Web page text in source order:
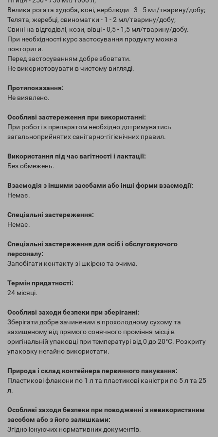
Велика рогата худоба, коні, верблюди - 3 - 5 мл/тварину/добу;
Телята, жеребці, свиноматки - 1 - 2 мл/тварину/добу;
Свині на відгодівлі, кози, вівці - 0,5 - 1,5 мл/тварину/добу.
При необхідності курс застосування продукту можна
повторити.
Перед застосуванням добре збовтати.
Не використовувати в чистому вигляді.
Протипоказання:
Не виявлено.
Особливі застереження при використанні:
При роботі з препаратом необхідно дотримуватись
загальноприйнятих санітарно-гігієнічних правил.
Використання під час вагітності і лактації:
Без обмежень.
Взаємодія з іншими засобами або інші форми взаємодії:
Немає.
Спеціальні застереження:
Немає.
Спеціальні застереження для осіб і обслуговуючого
персоналу:
Запобігати контакту зі шкірою та очима.
Термін придатності:
24 місяці.
Особливі заходи безпеки при зберіганні:
Зберігати добре зачиненим в прохолодному сухому та
захищеному від прямого сонячного проміння місці в
оригінальній упаковці при температурі від 0 до 20°С. Розкриту
упаковку негайно використати.
Природа і склад контейнера первинного пакування:
Пластикові флакони по 1 л та пластикові каністри по 5 л та 25
л.
Особливі заходи безпеки при поводженні з невикористаним
засобом або з його залишками:
Згідно існуючих нормативних документів.